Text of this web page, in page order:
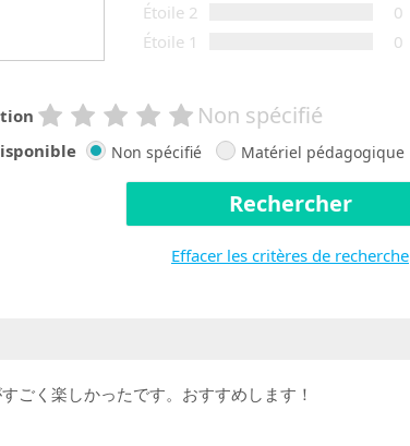
Étoile 2
0
Étoile 1
0
Non spécifié
Non spécifié Matériel pédagogique
Rechercher
Effacer les critères de recherche
ごく楽しかったです。おすすめします！